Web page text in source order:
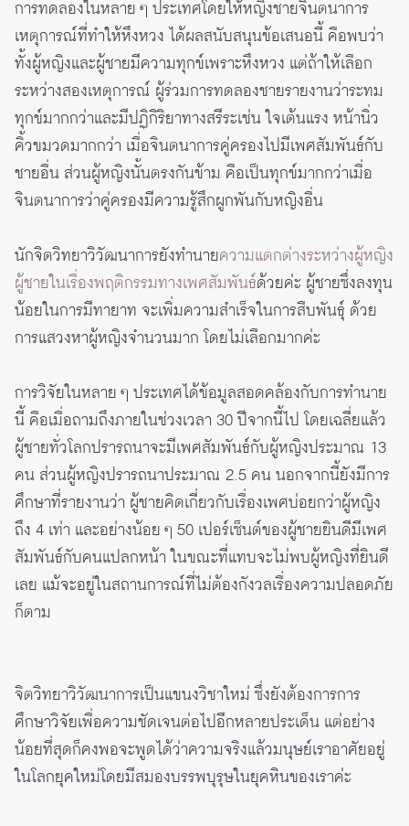
การทดลองในหลาย ๆ ประเทศโดยให้หญิงชายจินตนาการ
เหตุการณ์ที่ทำให้หึงหวง ได้ผลสนับสนุนข้อเสนอนี้ คือพบว่า
ทั้งผู้หญิงและผู้ชายมีความทุกข์เพราะหึงหวง แต่ถ้าให้เลือก
ระหว่างสองเหตุการณ์ ผู้ร่วมการทดลองชายรายงานว่าระทม
ทุกข์มากกว่าและมีปฏิกิริยาทางสรีระเช่น ใจเต้นแรง หน้านิ่ว
คิ้วขมวดมากกว่า เมื่อจินตนาการคู่ครองไปมีเพศสัมพันธ์กับ
ชายอื่น ส่วนผู้หญิงนั้นตรงกันข้าม คือเป็นทุกข์มากกว่าเมื่อ
จินตนาการว่าคู่ครองมีความรู้สึกผูกพันกับหญิงอื่น
นักจิตวิทยาวิวัฒนาการยังทำนายความแตกต่างระหว่างผู้หญิง
ผู้ชายในเรื่องพฤติกรรมทางเพศสัมพันธ์ด้วยค่ะ ผู้ชายซึ่งลงทุน
น้อยในการมีทายาท จะเพิ่มความสำเร็จในการสืบพันธุ์ ด้วย
การแสวงหาผู้หญิงจำนวนมาก โดยไม่เลือกมากค่ะ
การวิจัยในหลาย ๆ ประเทศได้ข้อมูลสอดคล้องกับการทำนาย
นี้ คือเมื่อถามถึงภายในช่วงเวลา 30 ปีจากนี้ไป โดยเฉลี่ยแล้ว
ผู้ชายทั่วโลกปรารถนาจะมีเพศสัมพันธ์กับผู้หญิงประมาณ 13
คน ส่วนผู้หญิงปรารถนาประมาณ 2.5 คน นอกจากนี้ยังมีการ
ศึกษาที่รายงานว่า ผู้ชายคิดเกี่ยวกับเรื่องเพศบ่อยกว่าผู้หญิง
ถึง 4 เท่า และอย่างน้อย ๆ 50 เปอร์เซ็นต์ของผู้ชายยินดีมีเพศ
สัมพันธ์กับคนแปลกหน้า ในขณะที่แทบจะไม่พบผู้หญิงที่ยินดี
เลย แม้จะอยู่ในสถานการณ์ที่ไม่ต้องกังวลเรื่องความปลอดภัย
ก็ตาม
จิตวิทยาวิวัฒนาการเป็นแขนงวิชาใหม่ ซึ่งยังต้องการการ
ศึกษาวิจัยเพื่อความชัดเจนต่อไปอีกหลายประเด็น แต่อย่าง
น้อยที่สุดก็คงพอจะพูดได้ว่าความจริงแล้วมนุษย์เราอาศัยอยู่
ในโลกยุคใหม่โดยมีสมองบรรพบุรุษในยุคหินของเราค่ะ